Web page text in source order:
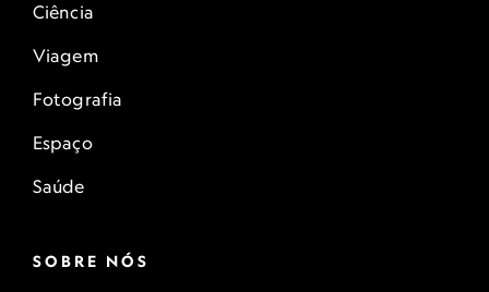
Ciência
Viagem
Fotografia
Espaço
Saúde
SOBRE NÓS